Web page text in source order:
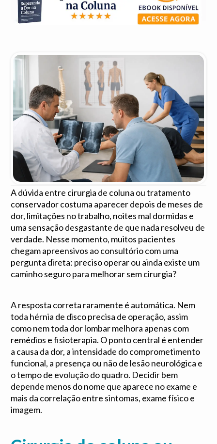
A dúvida entre cirurgia de coluna ou tratamento
conservador costuma aparecer depois de meses de
dor, limitações no trabalho, noites mal dormidas e
uma sensação desgastante de que nada resolveu de
verdade. Nesse momento, muitos pacientes
chegam apreensivos ao consultório com uma
pergunta direta: preciso operar ou ainda existe um
caminho seguro para melhorar sem cirurgia?
A resposta correta raramente é automática. Nem
toda hérnia de disco precisa de operação, assim
como nem toda dor lombar melhora apenas com
remédios e fisioterapia. O ponto central é entender
a causa da dor, a intensidade do comprometimento
funcional, a presença ou não de lesão neurológica e
o tempo de evolução do quadro. Decidir bem
depende menos do nome que aparece no exame e
mais da correlação entre sintomas, exame físico e
imagem.